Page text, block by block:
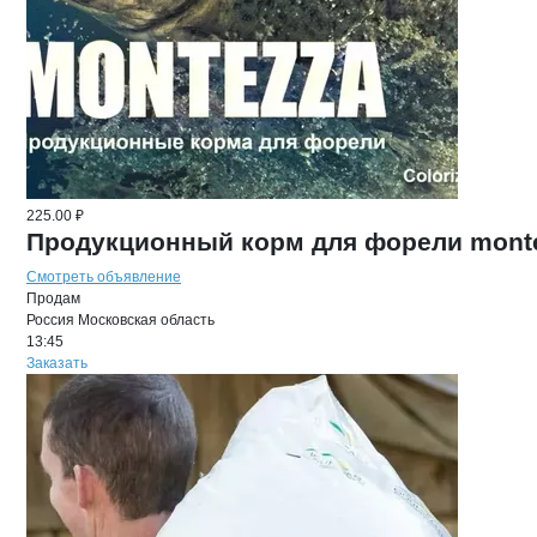
225.00 ₽
Продукционный корм для форели
Смотреть объявление
Продам
Россия Московская область
13:45
Заказать